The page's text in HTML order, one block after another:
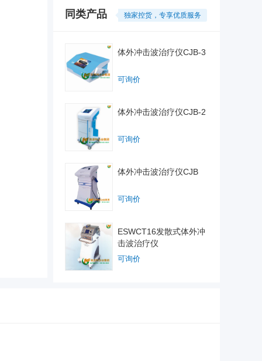
同类产品 独家控货，专享优质服务
体外冲击波治疗仪CJB-3
可询价
体外冲击波治疗仪CJB-2
可询价
体外冲击波治疗仪CJB
可询价
ESWCT16发散式体外冲
击波治疗仪
可询价